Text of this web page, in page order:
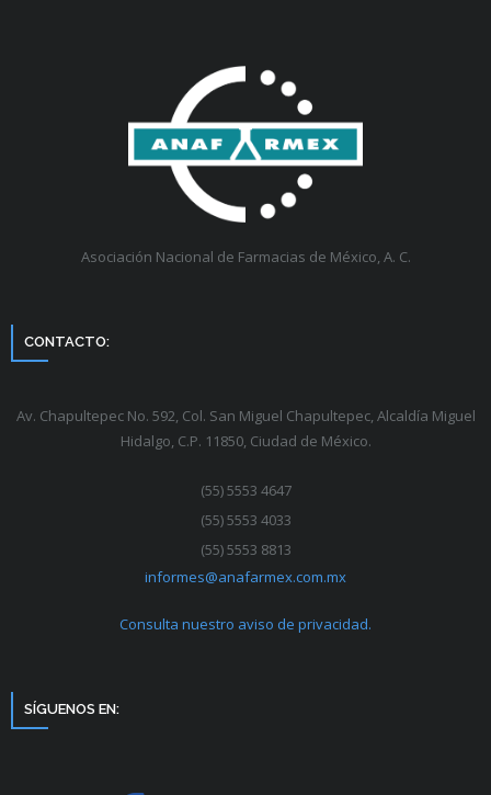
Asociación Nacional de Farmacias de México, A. C.
CONTACTO:
Av. Chapultepec No. 592, Col. San Miguel Chapultepec, Alcaldía Miguel
Hidalgo, C.P. 11850, Ciudad de México.
(55) 5553 4647
(55) 5553 4033
(55) 5553 8813
informes@anafarmex.com.mx
Consulta nuestro aviso de privacidad.
SÍGUENOS EN: